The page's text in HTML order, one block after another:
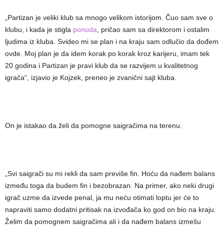
„Partizan je veliki klub sa mnogo velikom istorijom. Čuo sam sve o
klubu, i kada je stigla ponuda , pričao sam sa direktorom i ostalim
ljudima iz kluba. Svideo mi se plan i na kraju sam odlučio da dođem
ovde. Moj plan je da idem korak po korak kroz karijeru, imam tek
20 godina i Partizan je pravi klub da se razvijem u kvalitetnog
igrača“, izjavio je Kojzek, preneo je zvanični sajt kluba.
On je istakao da želi da pomogne saigračima na terenu.
„Svi saigrači su mi rekli da sam previše fin. Hoću da nađem balans
između toga da budem fin i bezobrazan. Na primer, ako neki drugi
igrač uzme da izvede penal, ja mu neću otimati loptu jer će to
napraviti samo dodatni pritisak na izvođača ko god on bio na kraju.
Želim da pomognem saigračima ali i da nađem balans izmešu